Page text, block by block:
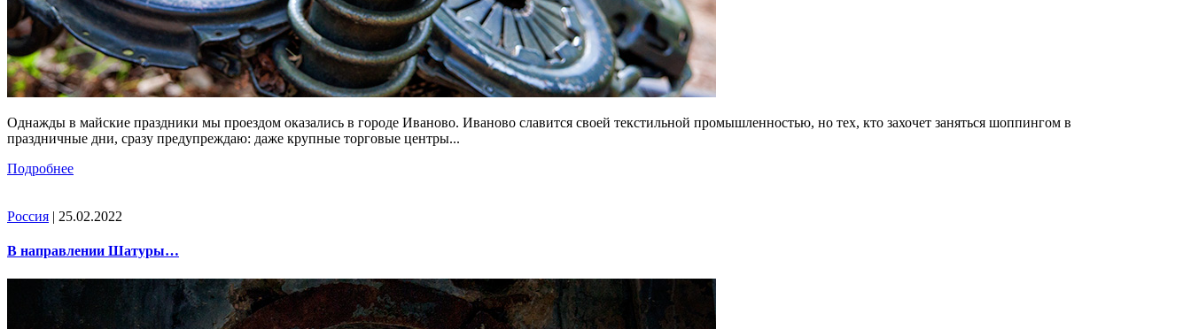
Однажды в майские праздники мы проездом оказались в городе Иваново. Иваново славится своей текстильной промышленностью, но тех, кто захочет заняться шоппингом в
праздничные дни, сразу предупреждаю: даже крупные торговые центры...
Подробнее
Россия | 25.02.2022
В направлении Шатуры…